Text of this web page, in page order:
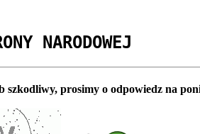
NARODOWEJ
prosimy o odpowiedz na